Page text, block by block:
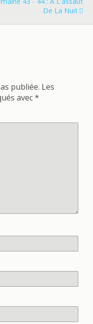
De La Nuit
publiée. Les
avec*